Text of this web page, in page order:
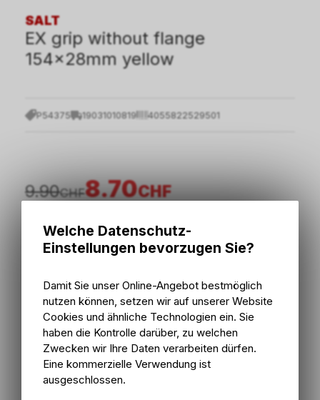
SALT
EX grip without flange
154x28mm yellow
P54375 19031010819 4055822529501
8.70CHF
9.90CHF
inkl. MwSt., zzgl. Versandkosten
Sofort verfügbar
Versand
Sofort abholbar
Abholung Bike Zone AG
Welche Datenschutz-
Einstellungen bevorzugen Sie?
Damit Sie unser Online-Angebot bestmöglich
nutzen können, setzen wir auf unserer Website
Cookies und ähnliche Technologien ein. Sie
haben die Kontrolle darüber, zu welchen
Zwecken wir Ihre Daten verarbeiten dürfen.
Eine kommerzielle Verwendung ist
ausgeschlossen.